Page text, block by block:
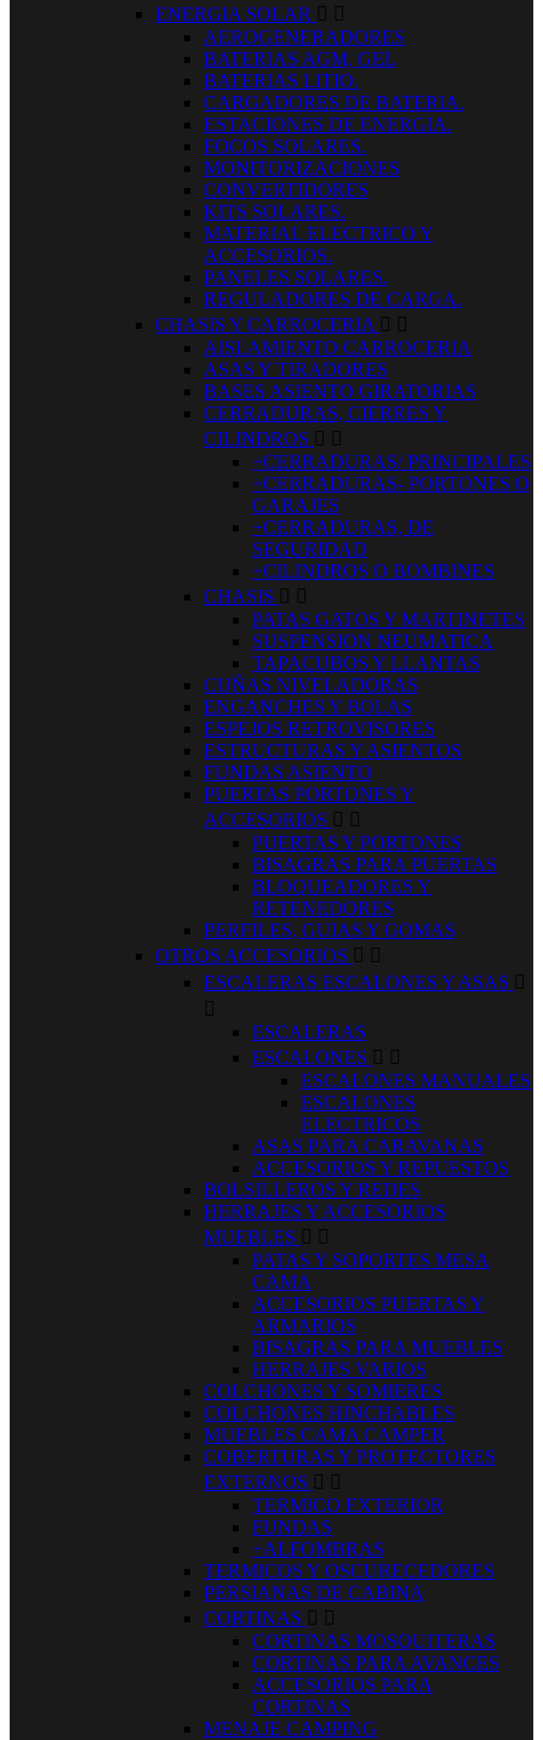
ENERGIA SOLAR  
AEROGENERADORES
BATERIAS AGM, GEL
BATERIAS LITIO.
CARGADORES DE BATERIA.
ESTACIONES DE ENERGIA.
FOCOS SOLARES.
MONITORIZACIONES
CONVERTIDORES
KITS SOLARES.
MATERIAL ELECTRICO Y
ACCESORIOS.
PANELES SOLARES.
REGULADORES DE CARGA.
CHASIS Y CARROCERIA  
AISLAMIENTO CARROCERIA
ASAS Y TIRADORES
BASES ASIENTO GIRATORIAS
CERRADURAS, CIERRES Y
CILINDROS  
+CERRADURAS/ PRINCIPALES
+CERRADURAS- PORTONES O
GARAJES
+CERRADURAS, DE
SEGURIDAD
+CILINDROS O BOMBINES
CHASIS  
PATAS GATOS Y MARTINETES
SUSPENSION NEUMATICA
TAPACUBOS Y LLANTAS
CUÑAS NIVELADORAS
ENGANCHES Y BOLAS
ESPEJOS RETROVISORES
ESTRUCTURAS Y ASIENTOS
FUNDAS ASIENTO
PUERTAS PORTONES Y
ACCESORIOS  
PUERTAS Y PORTONES
BISAGRAS PARA PUERTAS
BLOQUEADORES Y
RETENEDORES
PERFILES, GUIAS Y GOMAS
OTROS ACCESORIOS  
ESCALERAS ESCALONES Y ASAS 

ESCALERAS
ESCALONES  
ESCALONES MANUALES
ESCALONES
ELECTRICOS
ASAS PARA CARAVANAS
ACCESORIOS Y REPUESTOS
BOLSILLEROS Y REDES
HERRAJES Y ACCESORIOS
MUEBLES  
PATAS Y SOPORTES MESA
CAMA
ACCESORIOS PUERTAS Y
ARMARIOS
BISAGRAS PARA MUEBLES
HERRAJES VARIOS
COLCHONES Y SOMIERES
COLCHONES HINCHABLES
MUEBLES CAMA CAMPER
COBERTURAS Y PROTECTORES
EXTERNOS  
TERMICO EXTERIOR
FUNDAS
+ALFOMBRAS
TERMICOS Y OSCURECEDORES
PERSIANAS DE CABINA
CORTINAS  
CORTINAS MOSQUITERAS
CORTINAS PARA AVANCES
ACCESORIOS PARA
CORTINAS
MENAJE CAMPING